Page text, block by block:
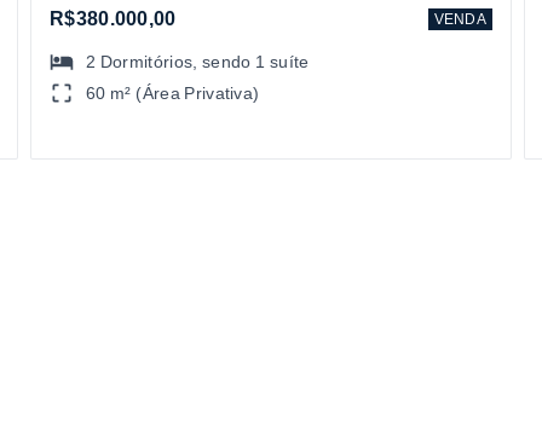
R$380.000,00 VENDA
2 Dormitórios, sendo 1 suíte
60 m² (Área Privativa)